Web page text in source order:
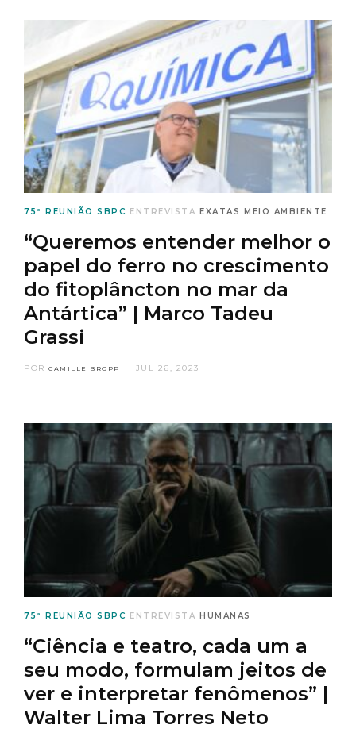
75ª REUNIÃO SBPC ENTREVISTA EXATAS MEIO AMBIENTE
“Queremos entender melhor o
papel do ferro no crescimento
do fitoplâncton no mar da
Antártica” | Marco Tadeu
Grassi
POR CAMILLE BROPP JUL 26, 2023
75ª REUNIÃO SBPC ENTREVISTA HUMANAS
“Ciência e teatro, cada um a
seu modo, formulam jeitos de
ver e interpretar fenômenos” |
Walter Lima Torres Neto